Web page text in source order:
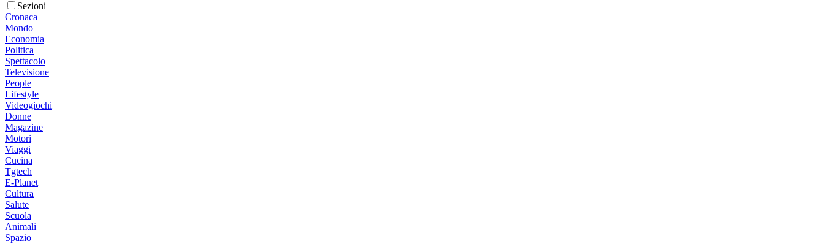
Sezioni
Cronaca
Mondo
Economia
Politica
Spettacolo
Televisione
People
Lifestyle
Videogiochi
Donne
Magazine
Motori
Viaggi
Cucina
Tgtech
E-Planet
Cultura
Salute
Scuola
Animali
Spazio